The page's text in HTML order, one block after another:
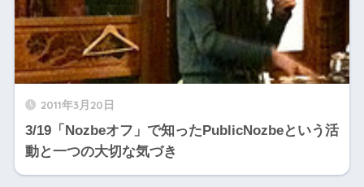
2011年3月20日
3/19「Nozbeオフ」で知ったPublicNozbeという活
動と一つの大切な気づき